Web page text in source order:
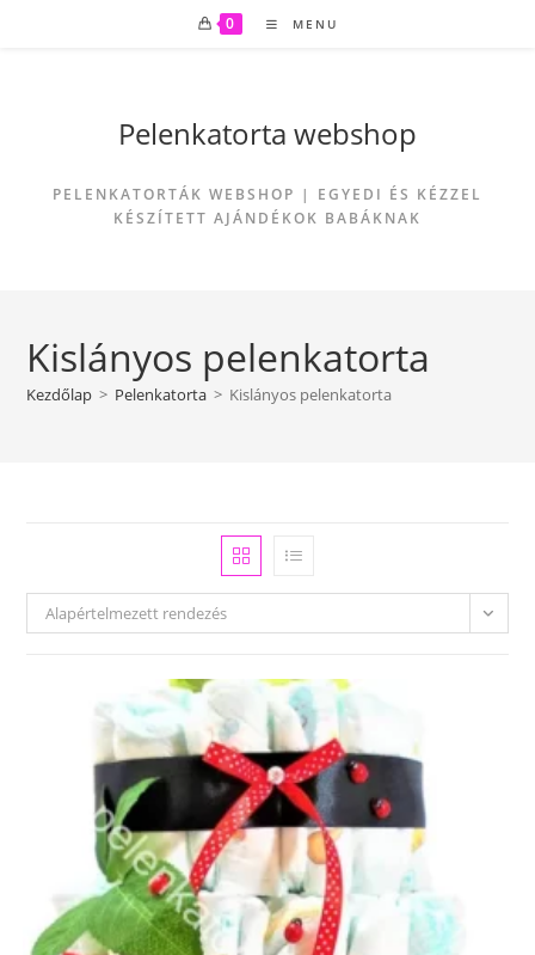
0 MENU
Pelenkatorta webshop
PELENKATORTÁK WEBSHOP | EGYEDI ÉS KÉZZEL
KÉSZÍTETT AJÁNDÉKOK BABÁKNAK
Kislányos pelenkatorta
Kezdőlap > Pelenkatorta > Kislányos pelenkatorta
Alapértelmezett rendezés